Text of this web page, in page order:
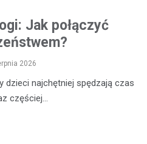
Jak połączyć
2026
dzieci najchętniej spędzają czas
częściej…